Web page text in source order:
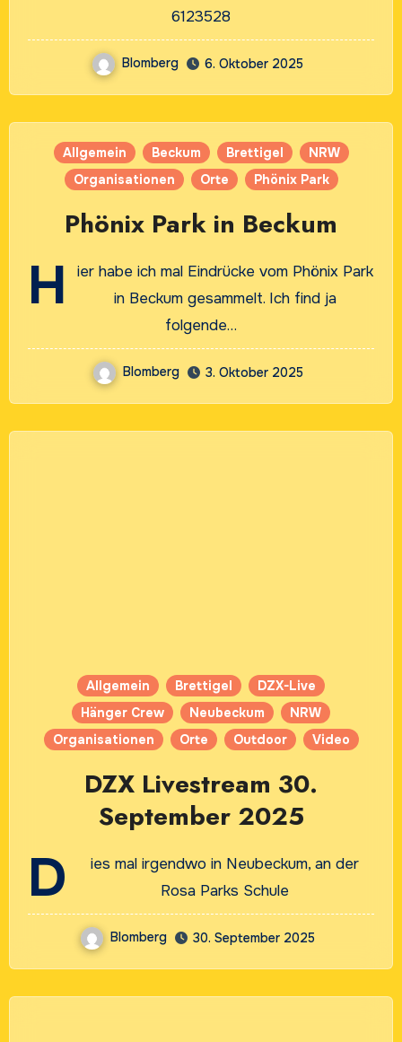
6123528
Blomberg 6. Oktober 2025
Allgemein Beckum Brettigel
NRW
Organisationen
Orte Phönix Park
Phönix Park in Beckum
H
ier habe ich mal Eindrücke vom Phönix Park
in Beckum gesammelt. Ich find ja
folgende…
Blomberg 3. Oktober 2025
Allgemein Brettigel
DZX-Live
Hänger Crew
Neubeckum
NRW
Organisationen
Orte Outdoor Video
DZX Livestream 30.
September 2025
D
ies mal irgendwo in Neubeckum, an der
Rosa Parks Schule
Blomberg 30. September 2025